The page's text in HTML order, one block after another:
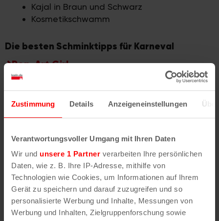
Zustimmung Details Anzeigeneinstellungen
Verantwortungsvoller Umgang mit Ihren Daten
Wir und unsere 1 Partner verarbeiten Ihre persönlichen
Daten, wie z. B. Ihre IP-Adresse, mithilfe von
Technologien wie Cookies, um Informationen auf Ihrem
Gerät zu speichern und darauf zuzugreifen und so
personalisierte Werbung und Inhalte, Messungen von
Werbung und Inhalten, Zielgruppenforschung sowie
Kajal in Braun und Schwarz
Kosmetikschwamm
Die besten Schminktipps für Karneval
Pop-Art Girl
Katze
Einhorn
Meerjungfrau
Pirat
Clown
Schmetterling
Tiger
Hexe